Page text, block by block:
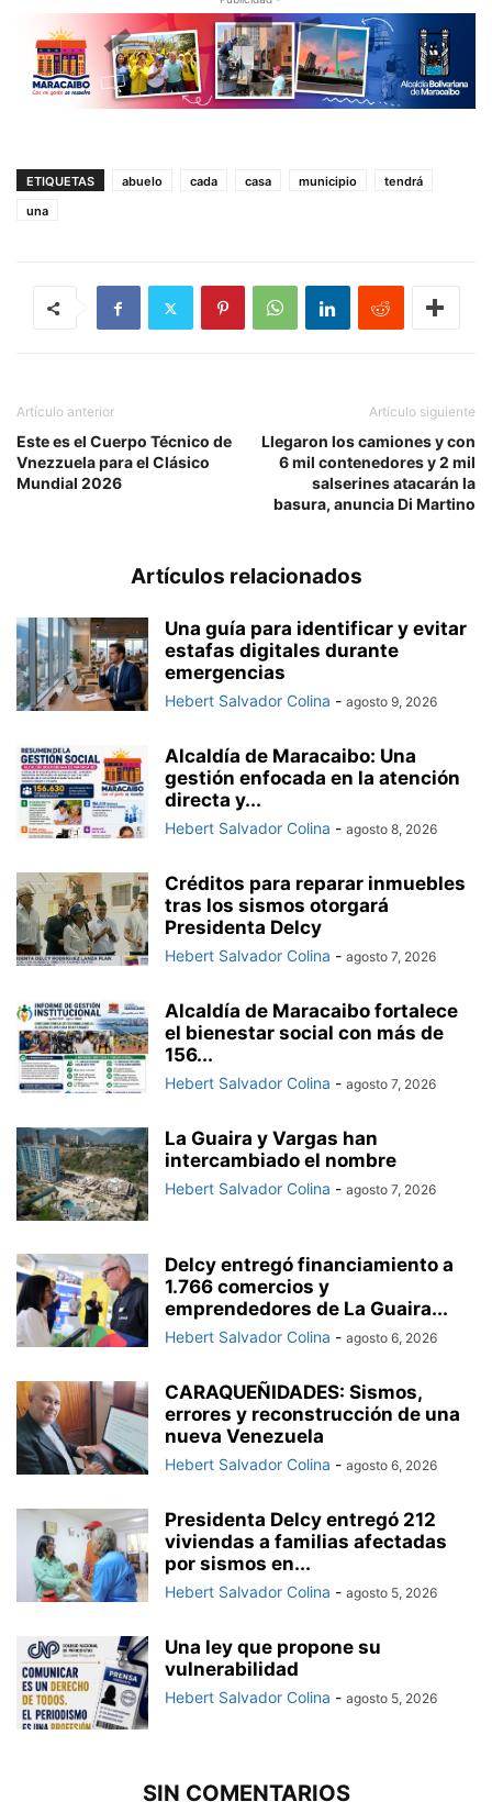
ETIQUETAS abuelo cada casa municipio
tendrá
una
Artículo anterior
Este es el Cuerpo Técnico de
Vnezzuela para el Clásico
Mundial 2026
Artículo siguiente
Llegaron los camiones y con
6 mil contenedores y 2 mil
salserines atacarán la
basura, anuncia Di Martino
Artículos relacionados
Una guía para identificar y evitar
estafas digitales durante
emergencias
Hebert Salvador Colina - agosto 9, 2026
Alcaldía de Maracaibo: Una
gestión enfocada en la atención
directa y...
Hebert Salvador Colina - agosto 8, 2026
Créditos para reparar inmuebles
tras los sismos otorgará
Presidenta Delcy
Hebert Salvador Colina - agosto 7, 2026
Alcaldía de Maracaibo fortalece
el bienestar social con más de
156...
Hebert Salvador Colina - agosto 7, 2026
La Guaira y Vargas han
intercambiado el nombre
Hebert Salvador Colina - agosto 7, 2026
Delcy entregó financiamiento a
1.766 comercios y
emprendedores de La Guaira...
Hebert Salvador Colina - agosto 6, 2026
CARAQUEÑIDADES: Sismos,
errores y reconstrucción de una
nueva Venezuela
Hebert Salvador Colina - agosto 6, 2026
Presidenta Delcy entregó 212
viviendas a familias afectadas
por sismos en...
Hebert Salvador Colina - agosto 5, 2026
Una ley que propone su
vulnerabilidad
Hebert Salvador Colina - agosto 5, 2026
SIN COMENTARIOS